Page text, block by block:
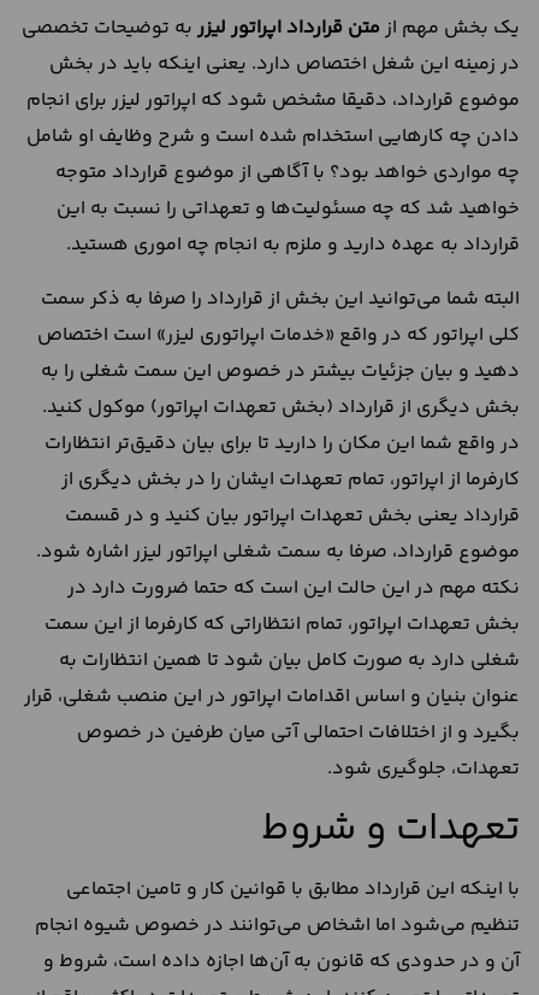
یک بخش مهم از متن قرارداد اپراتور لیزر به توضیحات تخصصی
در زمینه این شغل اختصاص دارد. یعنی اینکه باید در بخش
موضوع قرارداد، دقیقا مشخص شود که اپراتور لیزر برای انجام
دادن چه کارهایی استخدام شده است و شرح وظایف او شامل
چه مواردی خواهد بود؟ با آگاهی از موضوع قرارداد متوجه
خواهید شد که چه مسئولیت‌ها و تعهداتی را نسبت به این
قرارداد به عهده دارید و ملزم به انجام چه اموری هستید.
البته شما می‌توانید این بخش از قرارداد را صرفا به ذکر سمت
کلی اپراتور که در واقع «خدمات اپراتوری لیزر» است اختصاص
دهید و بیان جزئیات بیشتر در خصوص این سمت شغلی را به
بخش دیگری از قرارداد (بخش تعهدات اپراتور) موکول کنید.
در واقع شما این مکان را دارید تا برای بیان دقیق‌تر انتظارات
کارفرما از اپراتور، تمام تعهدات ایشان را در بخش دیگری از
قرارداد یعنی بخش تعهدات اپراتور بیان کنید و در قسمت
موضوع قرارداد، صرفا به سمت شغلی اپراتور لیزر اشاره شود.
نکته مهم در این حالت این است که حتما ضرورت دارد در
بخش تعهدات اپراتور، تمام انتظاراتی که کارفرما از این سمت
شغلی دارد به صورت کامل بیان شود تا همین انتظارات به
عنوان بنیان و اساس اقدامات اپراتور در این منصب شغلی، قرار
بگیرد و از اختلافات احتمالی آتی میان طرفین در خصوص
تعهدات، جلوگیری شود.
تعهدات و شروط
با اینکه این قرارداد مطابق با قوانین کار و تامین اجتماعی
تنظیم می‌شود اما اشخاص می‌توانند در خصوص شیوه انجام
آن و در حدودی که قانون به آن‌ها اجازه داده است، شروط و